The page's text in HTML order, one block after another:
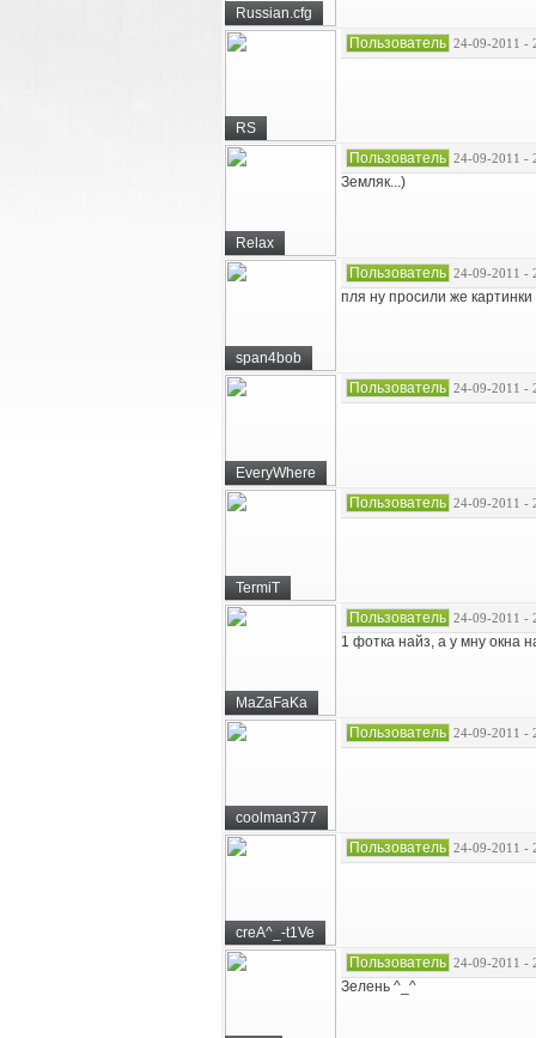
Russian.cfg
RS
Пользователь 24-09-2011 -
Relax
Пользователь 24-09-2011 -
Земляк...)
span4bob
Пользователь 24-09-2011 -
пля ну просили же
EveryWhere
Пользователь 24-09-2011 -
TermiT
Пользователь 24-09-2011 -
MaZaFaKa
Пользователь 24-09-2011 -
1 фотка найз, а у мну окна
coolman377
Пользователь 24-09-2011 -
creA^_-t1Ve
Пользователь 24-09-2011 -
Пользователь 24-09-2011 -
Зелень ^_^